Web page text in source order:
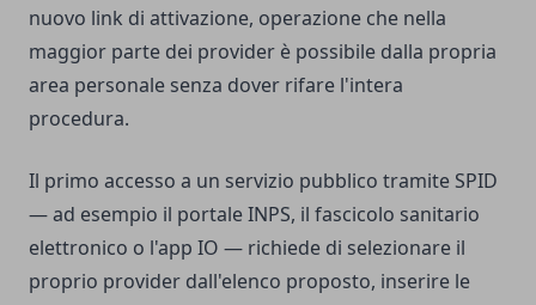
nuovo link di attivazione, operazione che nella
maggior parte dei provider è possibile dalla propria
area personale senza dover rifare l'intera
procedura.
Il primo accesso a un servizio pubblico tramite SPID
— ad esempio il portale INPS, il fascicolo sanitario
elettronico o l'app IO — richiede di selezionare il
proprio provider dall'elenco proposto, inserire le